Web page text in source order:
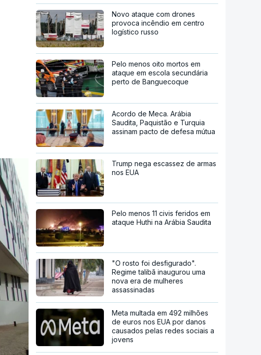
Novo ataque com drones
provoca incêndio em centro
logístico russo
Pelo menos oito mortos em
ataque em escola secundária
perto de Banguecoque
Acordo de Meca. Arábia
Saudita, Paquistão e Turquia
assinam pacto de defesa mútua
Trump nega escassez de armas
nos EUA
Pelo menos 11 civis feridos em
ataque Huthi na Arábia Saudita
"O rosto foi desfigurado".
Regime talibã inaugurou uma
nova era de mulheres
assassinadas
Meta multada em 492 milhões
de euros nos EUA por danos
causados pelas redes sociais a
jovens